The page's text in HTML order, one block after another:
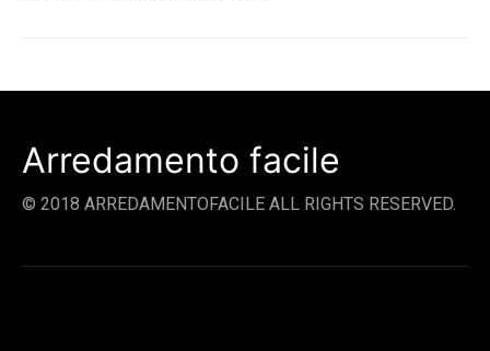
Arredamento facile
© 2018 ARREDAMENTOFACILE ALL RIGHTS RESERVED.